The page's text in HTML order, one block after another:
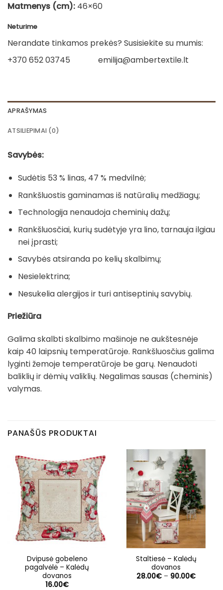
Matmenys (cm): 46×60
Neturime
Nerandate tinkamos prekės? Susisiekite su mumis:
+370 652 03745
emilija@ambertextile.lt
APRAŠYMAS
ATSILIEPIMAI (0)
Savybės:
Sudėtis 53 % linas, 47 % medvilnė;
Rankšluostis gaminamas iš natūralių medžiagų;
Technologija nenaudoja cheminių dažų;
Rankšluosčiai, kurių sudėtyje yra lino, tarnauja ilgiau
nei įprasti;
Savybės atsiranda po kelių skalbimų;
Nesielektrina;
Nesukelia alergijos ir turi antiseptinių savybių.
Priežiūra
Galima skalbti skalbimo mašinoje ne aukštesnėje
kaip 40 laipsnių temperatūroje. Rankšluosčius galima
lyginti žemoje temperatūroje be garų. Nenaudoti
baliklių ir dėmių valiklių. Negalimas sausas (cheminis)
valymas.
PANAŠŪS PRODUKTAI
Dvipusė gobeleno
pagalvėlė – Kalėdų
dovanos
16.00€
Staltiesė – Kalėdų
dovanos
28.00€ – 90.00€Price